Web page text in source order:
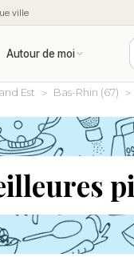
ville
Autour de moi
Est Bas-Rhin (67)